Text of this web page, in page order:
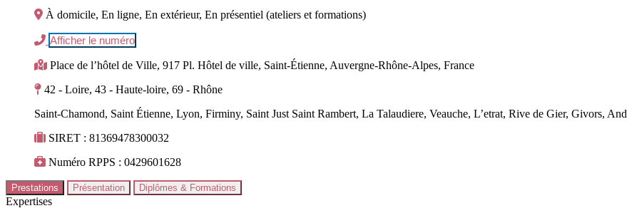
À domicile, En ligne, En extérieur, En présentiel (ateliers et formations)
Afficher le numéro
Place de l’hôtel de Ville, 917 Pl. Hôtel de ville, Saint-Étienne, Auvergne-Rhône-Alpes, France
42 - Loire, 43 - Haute-loire, 69 - Rhône
Saint-Chamond, Saint Étienne, Lyon, Firminy, Saint Just Saint Rambert, La Talaudiere, Veauche, L’etrat, Rive de Gier, Givors,
SIRET : 81369478300032
Numéro RPPS : 0429601628
Prestations Présentation Diplômes & Formations
Expertises